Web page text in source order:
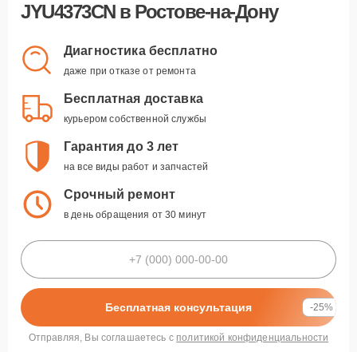
JYU4373CNв Ростове-на-Дону
Диагностика бесплатно
даже при отказе от ремонта
Бесплатная доставка
курьером собственной службы
Гарантия до 3 лет
на все виды работ и запчастей
Срочный ремонт
в день обращения от 30 минут
Бесплатная консультация -25%
Отправляя, Вы соглашаетесь с политикой конфиденциальности